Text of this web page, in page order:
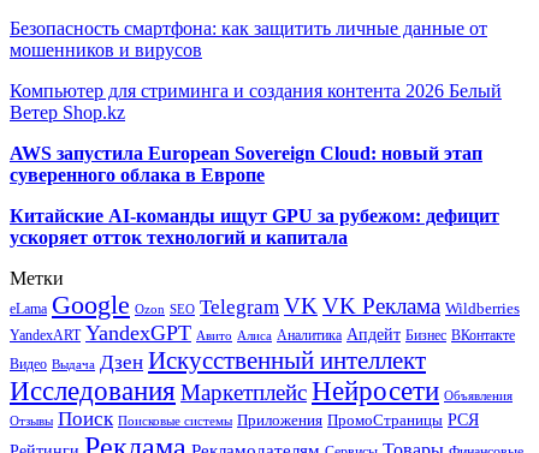
Безопасность смартфона: как защитить личные данные от
мошенников и вирусов
Компьютер для стриминга и создания контента 2026 Белый
Ветер Shop.kz
AWS запустила European Sovereign Cloud: новый этап
суверенного облака в Европе
Китайские AI-команды ищут GPU за рубежом: дефицит
ускоряет отток технологий и капитала
Метки
eLama Google Ozon SEO Telegram VKVK Реклама Wildberries
YandexART YandexGPT Авито Алиса Аналитика Апдейт Бизнес ВКонтакте
Видео Выдача Дзен Искусственный интеллект
Исследования МаркетплейсНейросети Объявления
Отзывы Поиск Поисковые системы Приложения ПромоСтраницы РСЯ